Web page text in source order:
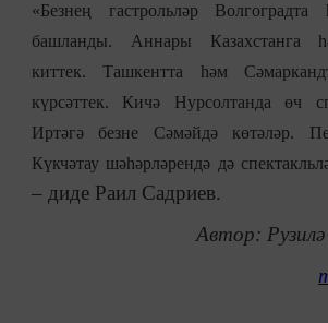
«Безнең гастрольләр Волгоградта
башланды. Аннары Казахстанга
киттек. Ташкентта һәм
күрсәттек. Кичә Нурсолтанда өч
Иртәгә безне Сәмәйдә көтәләр.
Күкчәтау шәһәрләрендә дә
– диде Раил Садриев.
Автор: